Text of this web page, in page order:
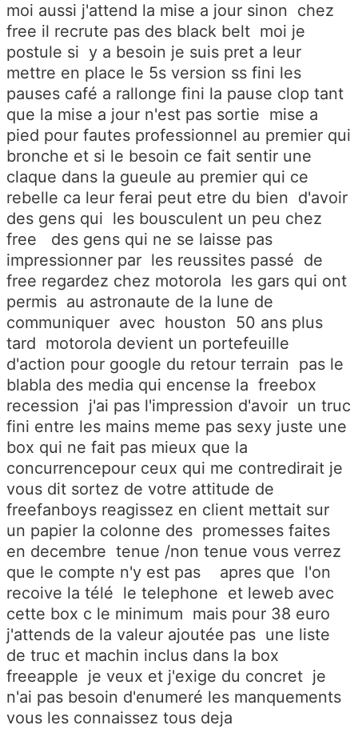
moi aussi j'attend la mise a jour sinon chez
free il recrute pas des black belt moi je
postule si y a besoin je suis pret a leur
mettre en place le 5s version ss fini les
pauses café a rallonge fini la pause clop tant
que la mise a jour n'est pas sortie mise a
pied pour fautes professionnel au premier qui
bronche et si le besoin ce fait sentir une
claque dans la gueule au premier qui ce
rebelle ca leur ferai peut etre du bien d'avoir
des gens qui les bousculent un peu chez
free des gens qui ne se laisse pas
impressionner par les reussites passé de
free regardez chez motorola les gars qui ont
permis au astronaute de la lune de
communiquer avec houston 50 ans plus
tard motorola devient un portefeuille
d'action pour google du retour terrain pas le
blabla des media qui encense la freebox
recession j'ai pas l'impression d'avoir un truc
fini entre les mains meme pas sexy juste une
box qui ne fait pas mieux que la
concurrencepour ceux qui me contredirait je
vous dit sortez de votre attitude de
freefanboys reagissez en client mettait sur
un papier la colonne des promesses faites
en decembre tenue /non tenue vous verrez
que le compte n'y est pas apres que l'on
recoive la télé le telephone et leweb avec
cette box c le minimum mais pour 38 euro
j'attends de la valeur ajoutée pas une liste
de truc et machin inclus dans la box
freeapple je veux et j'exige du concret je
n'ai pas besoin d'enumeré les manquements
vous les connaissez tous deja